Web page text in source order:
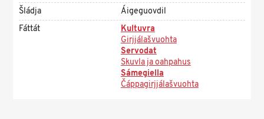
Šládja
Áigeguovdil
Fáttát
Kultuvra
Girjjálašvuohta
Servodat
Skuvla ja oahpahus
Sámegiella
Čáppagirjjálašvuohta